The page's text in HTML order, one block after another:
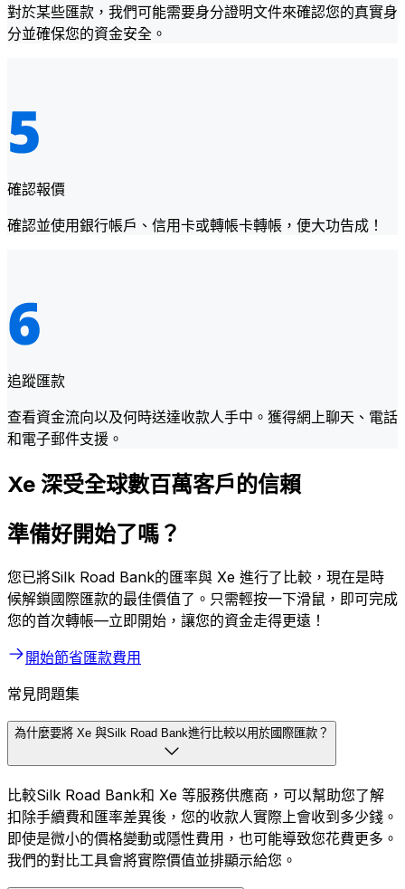
對於某些匯款，我們可能需要身分證明文件來確認您的真實身
分並確保您的資金安全。
確認報價
確認並使用銀行帳戶、信用卡或轉帳卡轉帳，便大功告成！
追蹤匯款
查看資金流向以及何時送達收款人手中。獲得網上聊天、電話
和電子郵件支援。
Xe 深受全球數百萬客戶的信賴
準備好開始了嗎？
您已將Silk Road Bank的匯率與 Xe 進行了比較，現在是時
候解鎖國際匯款的最佳價值了。只需輕按一下滑鼠，即可完成
您的首次轉帳—立即開始，讓您的資金走得更遠！
開始節省匯款費用
常見問題集
為什麼要將 Xe 與Silk Road Bank進行比較以用於國際匯款？
比較Silk Road Bank和 Xe 等服務供應商，可以幫助您了解
扣除手續費和匯率差異後，您的收款人實際上會收到多少錢。
即使是微小的價格變動或隱性費用，也可能導致您花費更多。
我們的對比工具會將實際價值並排顯示給您。